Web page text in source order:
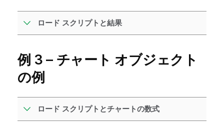
ロード スクリプトと結果
例 3 – チャート オブジェクト
の例
ロード スクリプトとチャートの数式